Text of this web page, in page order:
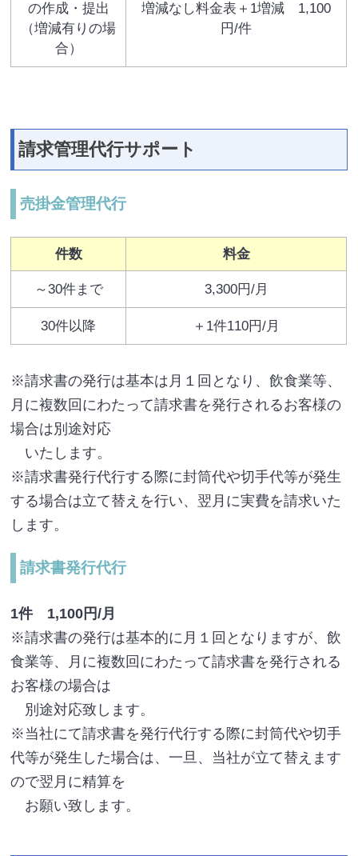
の作成・提出
（増減有りの場
合）
増減なし料金表＋1増減 1,100
円/件
請求管理代行サポート
売掛金管理代行
件数 料金
～30件まで 3,300円/月
30件以降 ＋1件110円/月
※請求書の発行は基本は月１回となり、飲食業等、
月に複数回にわたって請求書を発行されるお客様の
場合は別途対応
いたします。
※請求書発行代行する際に封筒代や切手代等が発生
する場合は立て替えを行い、翌月に実費を請求いた
します。
請求書発行代行
1件 1,100円/月
※請求書の発行は基本的に月１回となりますが、飲
食業等、月に複数回にわたって請求書を発行される
お客様の場合は
別途対応致します。
※当社にて請求書を発行代行する際に封筒代や切手
代等が発生した場合は、一旦、当社が立て替えます
ので翌月に精算を
お願い致します。